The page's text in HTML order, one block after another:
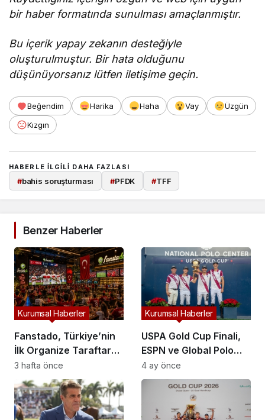
bir haber formatında sunulması amaçlanmıştır.
Bu içerik yapay zekanın desteğiyle
oluşturulmuştur. Bir hata olduğunu
düşünüyorsanız lütfen iletişime geçin.
Beğendim Harika Haha Vay
Üzgün
Kızgın
HABERLE ILGILI DAHA FAZLASI
#bahis soruşturması #PFDK #TFF
Benzer Haberler
Fanstado, Türkiye’nin
İlk Organize Taraftar
Tribün Ağını Kuruyor:
İşletmeler İçin
Başvurular Açıldı
Kurumsal Haberler
3 hafta önce
USPA Gold Cup Finali,
ESPN ve Global Polo
Platformlarında Rekor
İzleyiciye Ulaştı
Kurumsal Haberler
4 ay önce